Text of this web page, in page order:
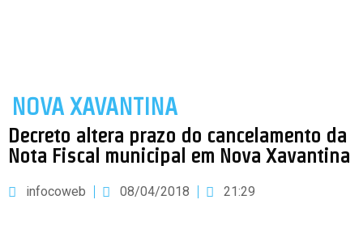
NOVA XAVANTINA
Decreto altera prazo do cancelamento da
Nota Fiscal municipal em Nova Xavantina
infocoweb 08/04/2018 21:29